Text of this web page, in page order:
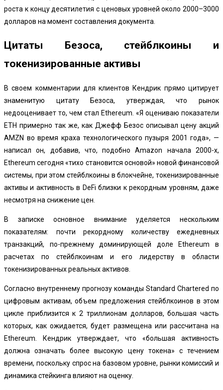
роста к концу десятилетия с ценовых уровней около 2000–3000
долларов на момент составления документа.
Цитаты Безоса, стейблкоины и
токенизированные активы
В своем комментарии для клиентов Кендрик прямо цитирует
знаменитую цитату Безоса, утверждая, что рынок
недооценивает то, чем стал Ethereum. «Я оцениваю показатели
ETH примерно так же, как Джефф Безос описывал цену акций
AMZN во время краха технологического пузыря 2001 года», —
написал он, добавив, что, подобно Amazon начала 2000-х,
Ethereum сегодня «тихо становится основой» новой финансовой
системы, при этом стейблкоины в блокчейне, токенизированные
активы и активность в DeFi близки к рекордным уровням, даже
несмотря на снижение цен.
В записке основное внимание уделяется нескольким
показателям: почти рекордному количеству ежедневных
транзакций, по-прежнему доминирующей доле Ethereum в
расчетах по стейблкоинам и его лидерству в области
токенизированных реальных активов.
Согласно внутреннему прогнозу команды Standard Chartered по
цифровым активам, объем предложения стейблкоинов в этом
цикле приблизится к 2 триллионам долларов, большая часть
которых, как ожидается, будет размещена или рассчитана на
Ethereum. Кендрик утверждает, что «большая активность
должна означать более высокую цену токена» с течением
времени, поскольку спрос на базовом уровне, рынки комиссий и
динамика стейкинга влияют на оценку.